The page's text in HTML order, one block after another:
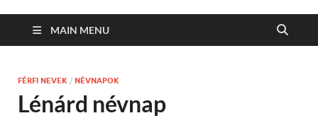
MAIN MENU
FÉRFI NEVEK / NÉVNAPOK
Lénárd névnap